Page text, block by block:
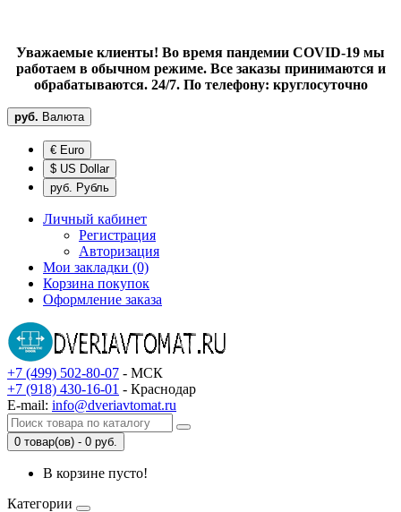
Уважаемые клиенты! Во время пандемии COVID-19 мы
работаем в обычном режиме. Все заказы принимаются и
обрабатываются. 24/7. По телефону: круглосуточно
руб. Валюта
€ Euro
$ US Dollar
руб. Рубль
Личный кабинет
Регистрация
Авторизация
Мои закладки (0)
Корзина покупок
Оформление заказа
+7 (499) 502-80-07 - МСК
+7 (918) 430-16-01 - Краснодар
E-mail: info@dveriavtomat.ru
0 товар(ов) - 0 руб.
В корзине пусто!
Категории